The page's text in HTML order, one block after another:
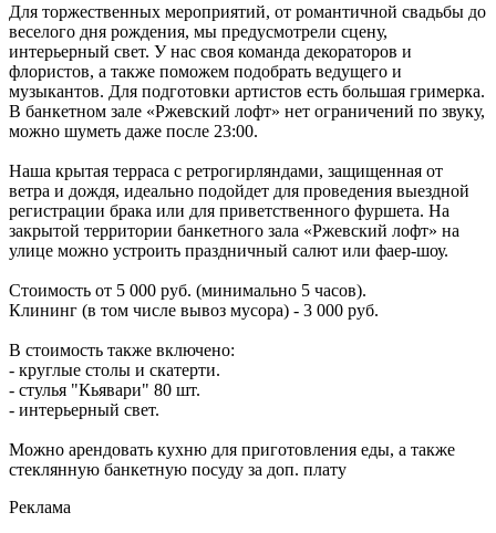
Для торжественных мероприятий, от романтичной свадьбы до
веселого дня рождения, мы предусмотрели сцену,
интерьерный свет. У нас своя команда декораторов и
флористов, а также поможем подобрать ведущего и
музыкантов. Для подготовки артистов есть большая гримерка.
В банкетном зале «Ржевский лофт» нет ограничений по звуку,
можно шуметь даже после 23:00.
Наша крытая терраса с ретрогирляндами, защищенная от
ветра и дождя, идеально подойдет для проведения выездной
регистрации брака или для приветственного фуршета. На
закрытой территории банкетного зала «Ржевский лофт» на
улице можно устроить праздничный салют или фаер-шоу.
Стоимость от 5 000 руб. (минимально 5 часов).
Клининг (в том числе вывоз мусора) - 3 000 руб.
В стоимость также включено:
- круглые столы и скатерти.
- стулья "Кьявари" 80 шт.
- интерьерный свет.
Можно арендовать кухню для приготовления еды, а также
стеклянную банкетную посуду за доп. плату
Реклама